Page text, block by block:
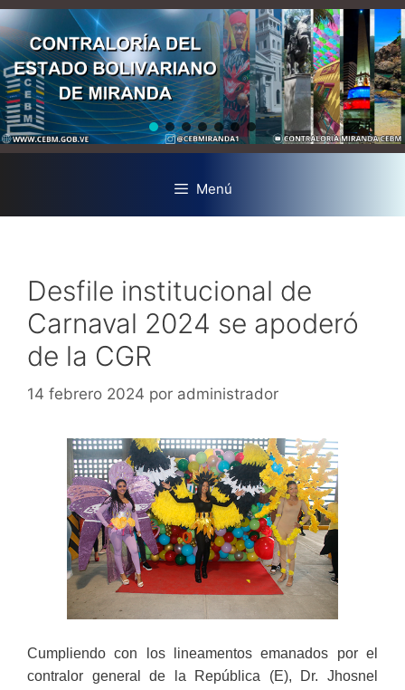
Menú
Desfile institucional de
Carnaval 2024 se apoderó
de la CGR
14 febrero 2024 por administrador
Cumpliendo con los lineamentos emanados por el
contralor general de la República (E), Dr. Jhosnel